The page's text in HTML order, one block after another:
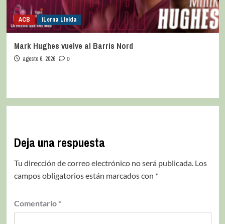
ACB iLerna Lleida
Mark Hughes vuelve al Barris Nord
agosto 6, 2026 0
Deja una respuesta
Tu dirección de correo electrónico no será publicada. Los
campos obligatorios están marcados con *
Comentario *